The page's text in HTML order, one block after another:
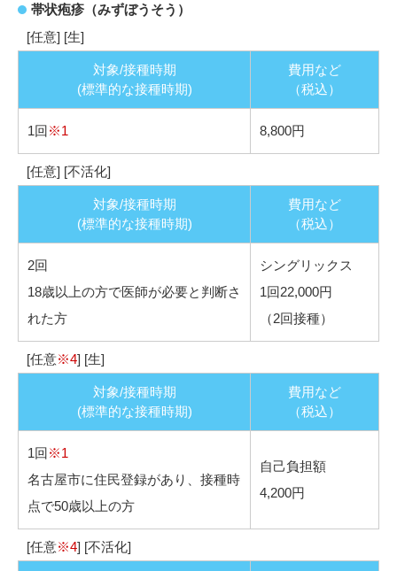
帯状疱疹（みずぼうそう）
[任意] [生]
対象/接種時期
(標準的な接種時期)
費用など
（税込）
1回 ※1 8,800円
[任意] [不活化]
対象/接種時期
(標準的な接種時期)
費用など
（税込）
2回
18歳以上の方で医師が必要と判断さ
れた方
シングリックス
1回22,000円
（2回接種）
[任意※4] [生]
対象/接種時期
(標準的な接種時期)
費用など
（税込）
1回 ※1
名古屋市に住民登録があり、接種時
点で50歳以上の方
自己負担額
4,200円
[任意※4] [不活化]